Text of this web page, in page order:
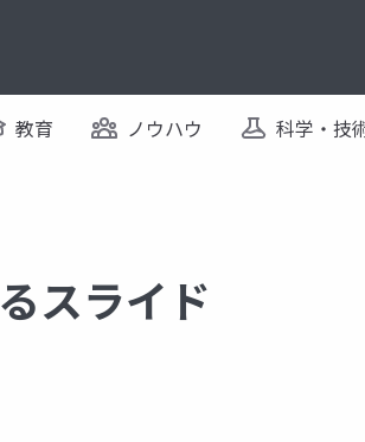
教育 ノウハウ 科学・技
スライド